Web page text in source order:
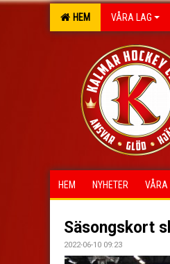
HEM VÅRA LAG
HEM NYHETER VÅRA
Säsongskort
2022-06-10 09:23